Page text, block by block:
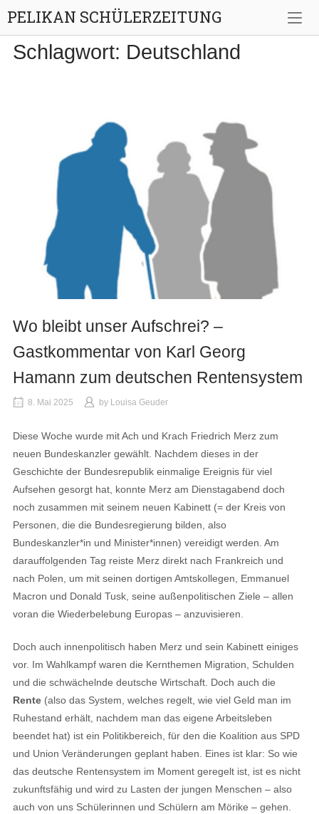
PELIKAN SCHÜLERZEITUNG
Schlagwort: Deutschland
Wo bleibt unser Aufschrei? –
Gastkommentar von Karl Georg
Hamann zum deutschen Rentensystem
8. Mai 2025 by Louisa Geuder
Diese Woche wurde mit Ach und Krach Friedrich Merz zum
neuen Bundeskanzler gewählt. Nachdem dieses in der
Geschichte der Bundesrepublik einmalige Ereignis für viel
Aufsehen gesorgt hat, konnte Merz am Dienstagabend doch
noch zusammen mit seinem neuen Kabinett (= der Kreis von
Personen, die die Bundesregierung bilden, also
Bundeskanzler*in und Minister*innen) vereidigt werden. Am
darauffolgenden Tag reiste Merz direkt nach Frankreich und
nach Polen, um mit seinen dortigen Amtskollegen, Emmanuel
Macron und Donald Tusk, seine außenpolitischen Ziele – allen
voran die Wiederbelebung Europas – anzuvisieren.
Doch auch innenpolitisch haben Merz und sein Kabinett einiges
vor. Im Wahlkampf waren die Kernthemen Migration, Schulden
und die schwächelnde deutsche Wirtschaft. Doch auch die
Rente(also das System, welches regelt, wie viel Geld man im
Ruhestand erhält, nachdem man das eigene Arbeitsleben
beendet hat) ist ein Politikbereich, für den die Koalition aus SPD
und Union Veränderungen geplant haben. Eines ist klar: So wie
das deutsche Rentensystem im Moment geregelt ist, ist es nicht
zukunftsfähig und wird zu Lasten der jungen Menschen – also
auch von uns Schülerinnen und Schülern am Mörike – gehen.